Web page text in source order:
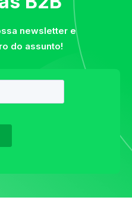
newsletter e
do assunto!